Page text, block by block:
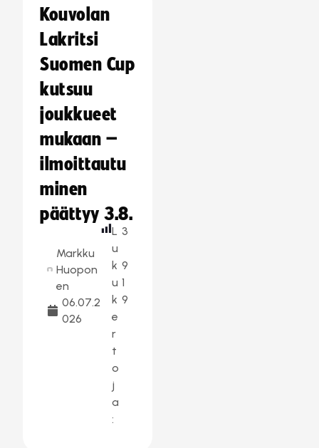
Kouvolan
Lakritsi
Suomen Cup
kutsuu
joukkueet
mukaan –
ilmoittautu
minen
päättyy 3.8.
Markku
Huopon
en
06.07.2
026
L
u
k
u
k
e
r
t
o
j
a
:
3
9
1
9